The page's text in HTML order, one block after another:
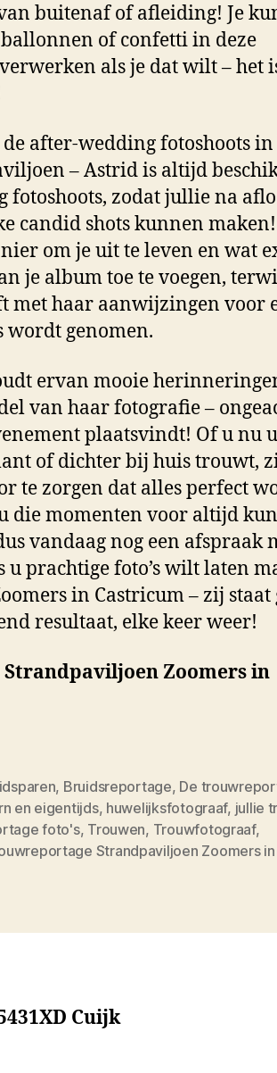
buitenaf of afleiding! Je
of confetti in deze
als je dat wilt – het
after-wedding fotoshoots in
– Astrid is altijd
fotoshoots, zodat jullie na
candid shots kunnen
om je uit te leven en wat
je album toe te voegen,
met haar aanwijzingen voor
wordt genomen.
ervan mooie
van haar fotografie –
plaatsvindt! Of u nu
of dichter bij huis trouwt,
te zorgen dat alles perfect
die momenten voor altijd
vandaag nog een afspraak
u prachtige foto’s wilt laten
in Castricum – zij
resultaat, elke keer weer!
Zoomers in
, Bruidsreportage, De
en eigentijds, huwelijksfotograaf, jullie
foto's, Trouwen, Trouwfotograaf,
Strandpaviljoen Zoomers
Cuijk